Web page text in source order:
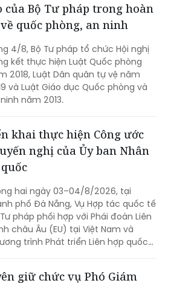
Bộ Tư pháp trong hoàn
quốc phòng, an ninh
4/8, Bộ Tư pháp tổ chức Hội nghị
kết thực hiện Luật Quốc phòng
2018, Luật Dân quân tự vệ năm
và Luật Giáo dục Quốc phòng và
năm 2013.
khai thực hiện Công ước
nghị của Ủy ban Nhân
hai ngày 03–04/8/2026, tại
phố Đà Nẵng, Vụ Hợp tác quốc tế
pháp phối hợp với Phái đoàn Liên
châu Âu (EU) tại Việt Nam và
trình Phát triển Liên hợp quốc
Nhân quyền Liên hợp quốc đối với
giữ chức vụ Phó Giám